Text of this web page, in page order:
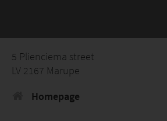
5 Plienciema street
LV 2167 Marupe
Homepage